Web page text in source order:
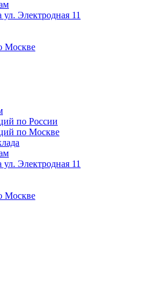
Электродная 11
Москве
по России
по Москве
Электродная 11
Москве